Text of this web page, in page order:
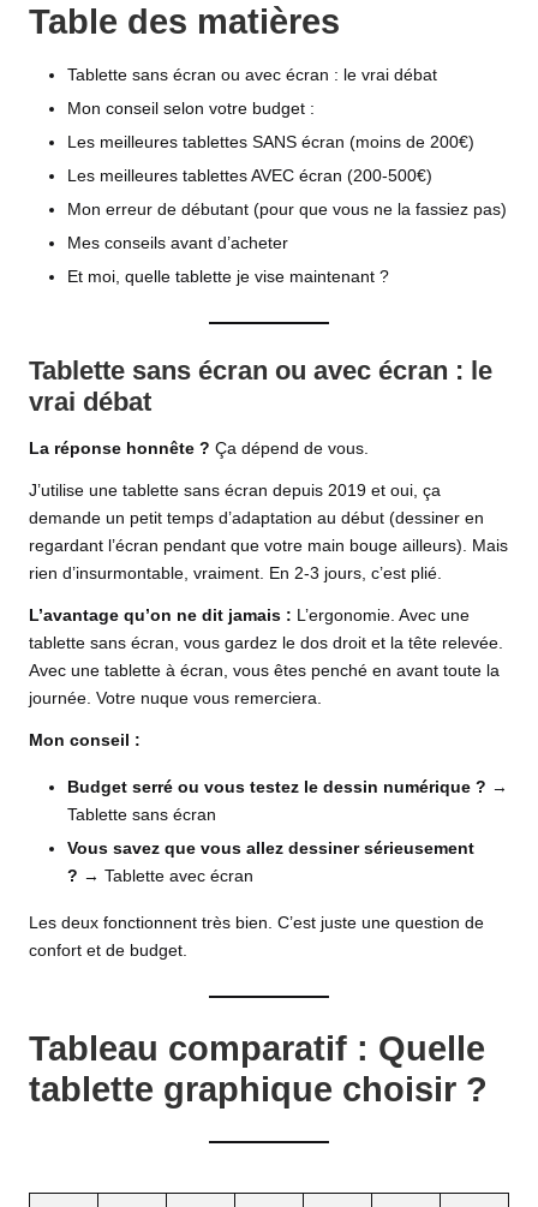
Table des matières
Tablette sans écran ou avec écran : le vrai débat
Mon conseil selon votre budget :
Les meilleures tablettes SANS écran (moins de 200€)
Les meilleures tablettes AVEC écran (200-500€)
Mon erreur de débutant (pour que vous ne la fassiez pas)
Mes conseils avant d’acheter
Et moi, quelle tablette je vise maintenant ?
Tablette sans écran ou avec écran : le
vrai débat
La réponse honnête ? Ça dépend de vous.
J’utilise une tablette sans écran depuis 2019 et oui, ça
demande un petit temps d’adaptation au début (dessiner en
regardant l’écran pendant que votre main bouge ailleurs). Mais
rien d’insurmontable, vraiment. En 2-3 jours, c’est plié.
L’avantage qu’on ne dit jamais : L’ergonomie. Avec une
tablette sans écran, vous gardez le dos droit et la tête relevée.
Avec une tablette à écran, vous êtes penché en avant toute la
journée. Votre nuque vous remerciera.
Mon conseil :
Budget serré ou vous testez le dessin numérique ? →
Tablette sans écran
Vous savez que vous allez dessiner sérieusement
? → Tablette avec écran
Les deux fonctionnent très bien. C’est juste une question de
confort et de budget.
Tableau comparatif : Quelle
tablette graphique choisir ?